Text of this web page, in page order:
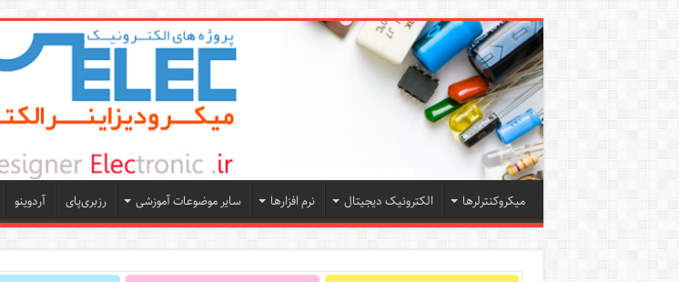
میکروکنترلرها الکترونیک دیجیتال نرم افزارها سایر موضوعات آموزشی رزبری‌پای آردوینو